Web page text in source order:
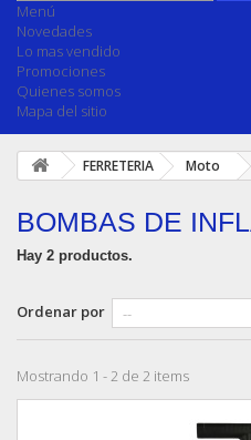
Menú
Novedades
Lo mas vendido
Promociones
Quienes somos
Mapa del sitio
FERRETERIA Moto
BOMBAS DE
Hay 2 productos.
Ordenar por
Mostrando 1 - 2 de 2 items